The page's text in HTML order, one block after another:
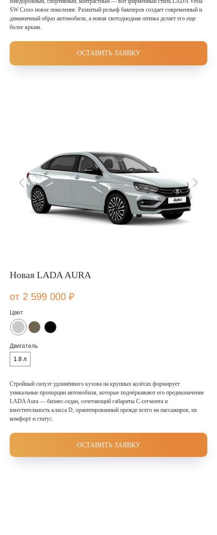
SW Cross новое поколение. Развитый рельеф бамперов создает современный и
динамичный образ автомобиля, а новая светодиодная оптика делает его еще
более ярким.
ОСТАВИТЬ ЗАЯВКУ
Новая LADA AURA
2 599 000 ₽
Цвет
Двигатель
1.8 л
Стройный силуэт удлинённого кузова на крупных колёсах формирует
уникальные пропорции автомобиля, которые подчёркивают его предназначение
LADA Aura — бизнес-седан, сочетающий габариты С-сегмента и
вместительность класса D, ориентированный прежде всего на пассажиров, их
комфорт и статус.
ОСТАВИТЬ ЗАЯВКУ